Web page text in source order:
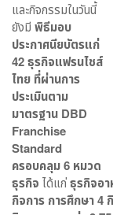
และกิจกรรมในวันนี้
ยังมี พิธีมอบ
ประกาศนียบัตรแก่
42 ธุรกิจแฟรนไชส์
ไทย ที่ผ่านการ
ประเมินตาม
มาตรฐาน DBD
Franchise
Standard
ครอบคลุม 6 หมวด
ธุรกิจ ได้แก่ธุรกิจอา
กิจการ การศึกษา 4